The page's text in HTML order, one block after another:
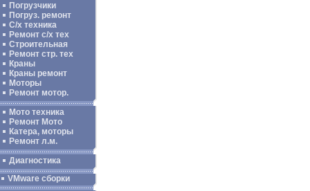
Погрузчики
Погруз. ремонт
С/х техника
Ремонт с/х тех
Строительная
Ремонт стр. тех
Краны
Краны ремонт
Моторы
Ремонт мотор.
Мото техника
Ремонт Мото
Катера, моторы
Ремонт л.м.
Диагностика
VMware сборки